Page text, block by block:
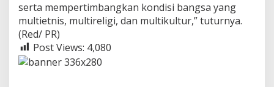
serta mempertimbangkan kondisi bangsa yang
multietnis, multireligi, dan multikultur,” tuturnya.
(Red/ PR)
Post Views: 4,080